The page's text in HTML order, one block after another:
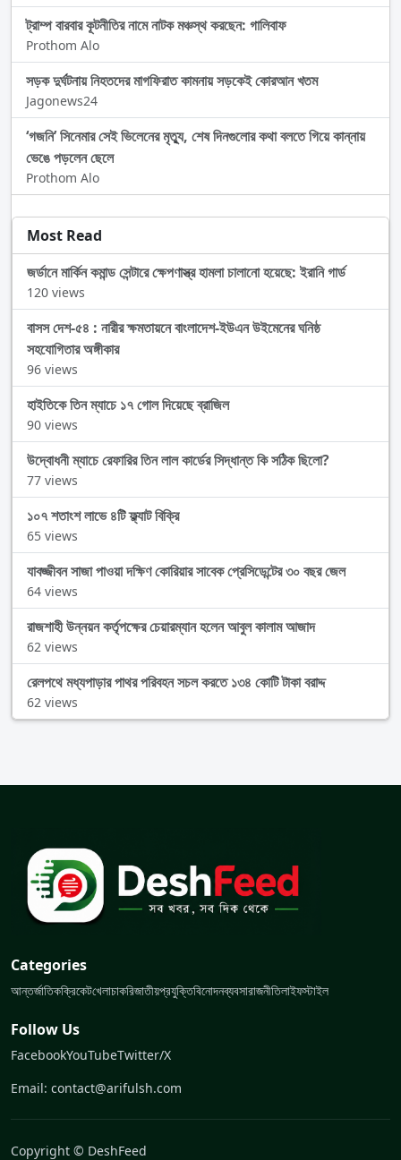
ট্রাম্প বারবার কূটনীতির নামে নাটক মঞ্চস্থ করছেন: গালিবাফ
Prothom Alo
সড়ক দুর্ঘটনায় নিহতদের মাগফিরাত কামনায় সড়কেই কোরআন খতম
Jagonews24
‘গজনি’ সিনেমার সেই ভিলেনের মৃত্যু, শেষ দিনগুলোর কথা বলতে গিয়ে কান্নায়
ভেঙে পড়লেন ছেলে
Prothom Alo
Most Read
জর্ডানে মার্কিন কমান্ড সেন্টারে ক্ষেপণাস্ত্র হামলা চালানো হয়েছে: ইরানি গার্ড
120 views
বাসস দেশ-৫৪ : নারীর ক্ষমতায়নে বাংলাদেশ-ইউএন উইমেনের ঘনিষ্ঠ
সহযোগিতার অঙ্গীকার
96 views
হাইতিকে তিন ম্যাচে ১৭ গোল দিয়েছে ব্রাজিল
90 views
উদ্বোধনী ম্যাচে রেফারির তিন লাল কার্ডের সিদ্ধান্ত কি সঠিক ছিলো?
77 views
১০৭ শতাংশ লাভে ৪টি ফ্ল্যাট বিক্রি
65 views
যাবজ্জীবন সাজা পাওয়া দক্ষিণ কোরিয়ার সাবেক প্রেসিডেন্টের ৩০ বছর জেল
64 views
রাজশাহী উন্নয়ন কর্তৃপক্ষের চেয়ারম্যান হলেন আবুল কালাম আজাদ
62 views
রেলপথে মধ্যপাড়ার পাথর পরিবহন সচল করতে ১৩৪ কোটি টাকা বরাদ্দ
62 views
Categories
আন্তর্জাতিকক্রিকেটখেলাচাকরিজাতীয়প্রযুক্তিবিনোদনব্যবসারাজনীতিলাইফস্টাইল
Follow Us
FacebookYouTubeTwitter/X
Email: contact@arifulsh.com
Copyright © DeshFeed